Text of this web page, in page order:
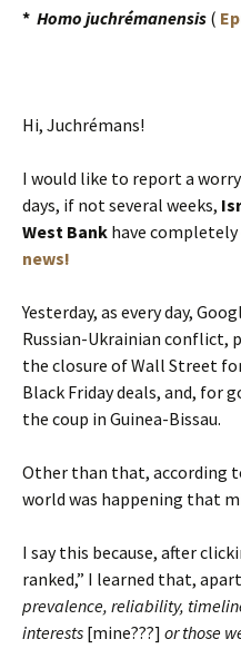
* Homo juchrémanensis (
Hi, Juchrémans!
I would like to report a
days, if not several weeks,
West Bank have
news!
Yesterday, as every day,
Russian-Ukrainian conflict,
the closure of Wall Street
Black Friday deals, and, for
the coup in Guinea-Bissau.
Other than that, according
world was happening that
I say this because, after
ranked,” I learned that,
prevalence, reliability,
interests [mine???] or those